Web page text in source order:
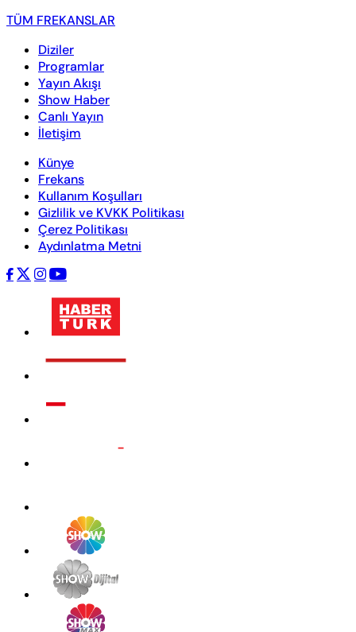
TÜM FREKANSLAR
Diziler
Programlar
Yayın Akışı
Show Haber
Canlı Yayın
İletişim
Künye
Frekans
Kullanım Koşulları
Gizlilik ve KVKK Politikası
Çerez Politikası
Aydınlatma Metni